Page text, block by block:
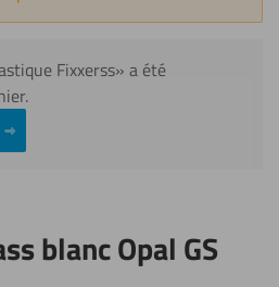
Fixxerss» a été
blanc Opal GS